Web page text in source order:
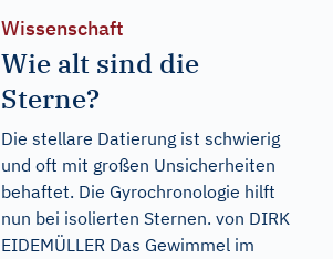
Wissenschaft
Wie alt sind die
Sterne?
Die stellare Datierung ist schwierig
und oft mit großen Unsicherheiten
behaftet. Die Gyrochronologie hilft
nun bei isolierten Sternen. von DIRK
EIDEMÜLLER Das Gewimmel im